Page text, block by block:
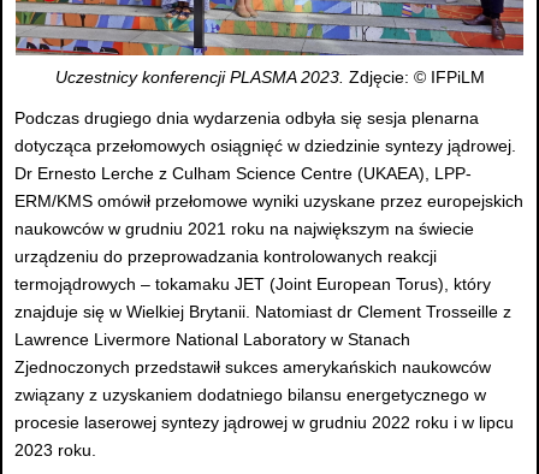
Uczestnicy konferencji PLASMA 2023. Zdjęcie: © IFPiLM
Podczas drugiego dnia wydarzenia odbyła się sesja plenarna
dotycząca przełomowych osiągnięć w dziedzinie syntezy jądrowej.
Dr Ernesto Lerche z Culham Science Centre (UKAEA), LPP-
ERM/KMS omówił przełomowe wyniki uzyskane przez europejskich
naukowców w grudniu 2021 roku na największym na świecie
urządzeniu do przeprowadzania kontrolowanych reakcji
termojądrowych – tokamaku JET (Joint European Torus), który
znajduje się w Wielkiej Brytanii. Natomiast dr Clement Trosseille z
Lawrence Livermore National Laboratory w Stanach
Zjednoczonych przedstawił sukces amerykańskich naukowców
związany z uzyskaniem dodatniego bilansu energetycznego w
procesie laserowej syntezy jądrowej w grudniu 2022 roku i w lipcu
2023 roku.